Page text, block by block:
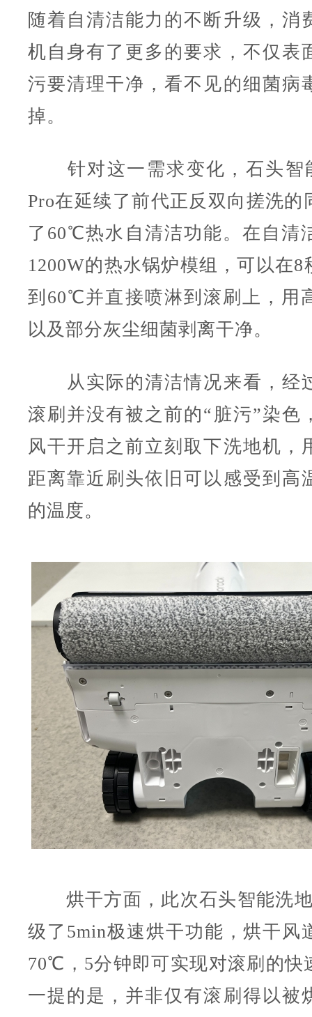
随着自清洁能力的不断升级，消
机自身有了更多的要求，不仅表
污要清理干净，看不见的细菌病
掉。
针对这一需求变化，石头智
Pro在延续了前代正反双向搓洗的
了60℃热水自清洁功能。在自清
1200W的热水锅炉模组，可以在8
到60℃并直接喷淋到滚刷上，用
以及部分灰尘细菌剥离干净。
从实际的清洁情况来看，经
滚刷并没有被之前的“脏污”染色
风干开启之前立刻取下洗地机，
距离靠近刷头依旧可以感受到高
的温度。
烘干方面，此次石头智能洗地
级了5min极速烘干功能，烘干风
70℃，5分钟即可实现对滚刷的快
一提的是，并非仅有滚刷得以被